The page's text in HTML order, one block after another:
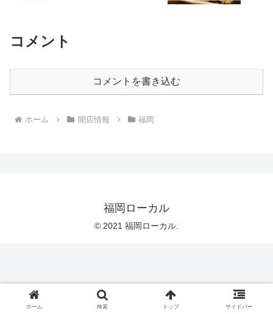
コメント
コメントを書き込む
ホーム 開店情報 福岡
福岡ローカル
© 2021 福岡ローカル.
ホーム 検索 トップ サイドバー